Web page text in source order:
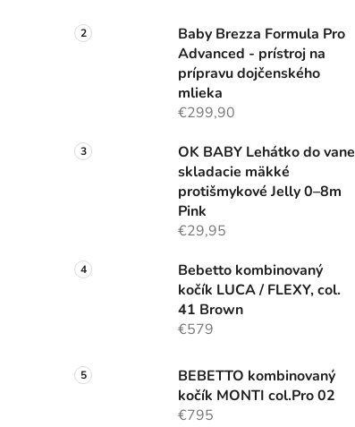
Baby Brezza Formula Pro
Advanced - prístroj na
prípravu dojčenského
mlieka
€299,90
OK BABY Lehátko do vane
skladacie mäkké
protišmykové Jelly 0–8m
Pink
€29,95
Bebetto kombinovaný
kočík LUCA / FLEXY, col.
41 Brown
€579
BEBETTO kombinovaný
kočík MONTI col.Pro 02
€795